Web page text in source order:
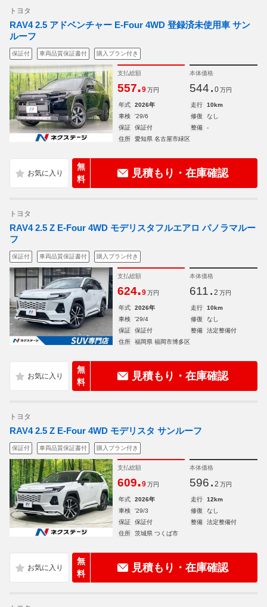
トヨタ
RAV4 2.5 アドベンチャー E-Four 4WD 登録済未使用車 サン
ルーフ
保証付 車両品質保証書付 購入プラン付き
支払総額
557.9 万円
本体価格
544. 0 万円
年式 2026年 走行
10km
車検
'29/6 修復
なし
保証
保証付 整備
-
住所
愛知県 名古屋市緑区
無
料
見積もり・在庫確認
トヨタ
RAV4 2.5 Z E-Four 4WD モデリスタフルエアロ パノラマルー
フ
保証付 車両品質保証書付 購入プラン付き
支払総額
624.9 万円
本体価格
611. 2 万円
年式 2026年 走行
10km
車検
'29/4 修復
なし
保証
保証付 整備
法定整備付
住所
福岡県 福岡市博多区
無
料
見積もり・在庫確認
トヨタ
RAV4 2.5 Z E-Four 4WD モデリスタ サンルーフ
保証付 車両品質保証書付 購入プラン付き
支払総額
609.9 万円
本体価格
596. 2 万円
年式 2026年 走行
12km
車検
'29/3 修復
なし
保証
保証付 整備
法定整備付
住所
茨城県 つくば市
無
料
見積もり・在庫確認